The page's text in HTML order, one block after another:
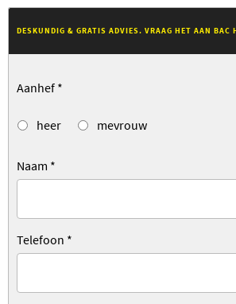
DESKUNDIG & GRATIS ADVIES. VRAAG HET AAN BAC
Aanhef *
heer mevrouw
Naam *
Telefoon *